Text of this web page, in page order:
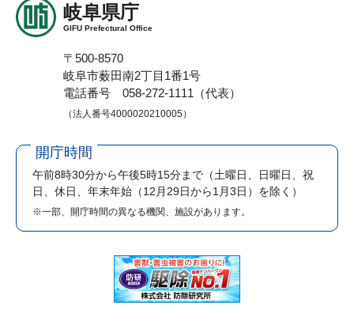
岐阜県庁
GIFU Prefectural Office
〒500-8570
岐阜市薮田南2丁目1番1号
電話番号 058-272-1111（代表）
（法人番号4000020210005）
開庁時間
午前8時30分から午後5時15分まで （土曜日、日曜日、祝
日、休日、年末年始（12月29日から1月3日）を除く）
※一部、開庁時間の異なる機関、施設があります。